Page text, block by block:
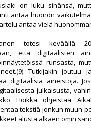
on luku sinänsä,
antaa huonon
antaa vielä
totesi keväällä
että digitaalisten
runsasta,
Tutkijakin joutuu
digitaalisia aineistoja.
julkaisusta,
Hoikka ohjeistaa
tekstiä jonkun muun
alusta alkaen omin